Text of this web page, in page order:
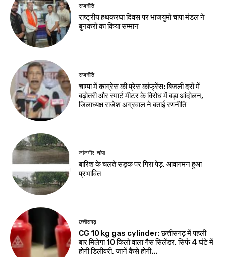
राजनीति
राष्ट्रीय हथकरघा दिवस पर भाजयुमो चांपा मंडल ने
बुनकरों का किया सम्मान
राजनीति
चाम्पा में कांग्रेस की प्रेस कांफ्रेंस: बिजली दरों में
बढ़ोतरी और स्मार्ट मीटर के विरोध में बड़ा आंदोलन,
जिलाध्यक्ष राजेश अग्रवाल ने बताई रणनीति
जांजगीर-चांपा
बारिश के चलते सड़क पर गिरा पेड़, आवागमन हुआ
प्रभावित
छत्तीसगढ़
CG 10 kg gas cylinder: छत्तीसगढ़ में पहली
बार मिलेगा 10 किलो वाला गैस सिलेंडर, सिर्फ 4 घंटे में
होगी डिलीवरी, जानें कैसे होगी...